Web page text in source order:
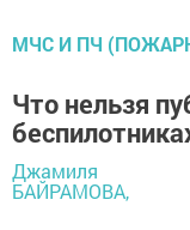
МЧС И ПЧ
Что нельзя
Джамиля
БАЙРАМОВА,